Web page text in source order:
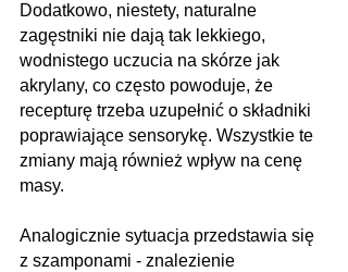
Dodatkowo, niestety, naturalne
zagęstniki nie dają tak lekkiego,
wodnistego uczucia na skórze jak
akrylany, co często powoduje, że
recepturę trzeba uzupełnić o składniki
poprawiające sensorykę. Wszystkie te
zmiany mają również wpływ na cenę
masy.
Analogicznie sytuacja przedstawia się
z szamponami - znalezienie